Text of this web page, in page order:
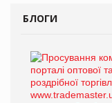
БЛОГИ